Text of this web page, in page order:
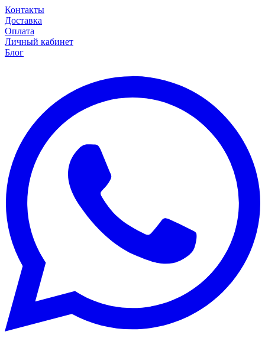
Контакты
Доставка
Оплата
Личный кабинет
Блог